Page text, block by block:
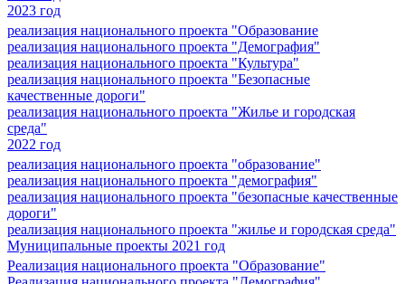
2023 год
реализация национального проекта "Образование
реализация национального проекта "Демография"
реализация национального проекта "Культура"
реализация национального проекта "Безопасные
качественные дороги"
реализация национального проекта "Жилье и городская
среда"
2022 год
реализация национального проекта "образование"
реализация национального проекта "демография"
реализация национального проекта "безопасные качественные
дороги"
реализация национального проекта "жилье и городская среда"
Муниципальные проекты 2021 год
Реализация национального проекта "Образование"